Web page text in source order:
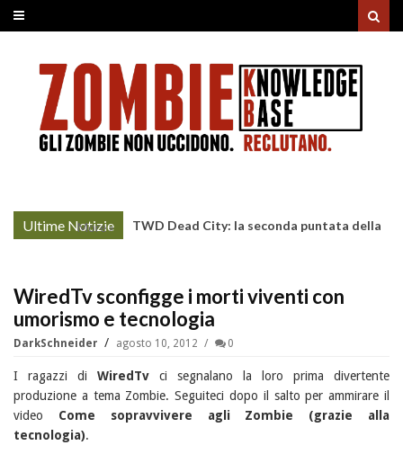
Ultime Notizie
More »
TWD Dead City: la seconda puntata della
WiredTv sconfigge i morti viventi con
umorismo e tecnologia
DarkSchneider agosto 10, 2012 0
I ragazzi di WiredTv ci segnalano la loro prima divertente
produzione a tema Zombie. Seguiteci dopo il salto per ammirare il
video Come sopravvivere agli Zombie (grazie alla
tecnologia).